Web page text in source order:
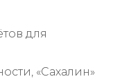
для
«Сахалин»